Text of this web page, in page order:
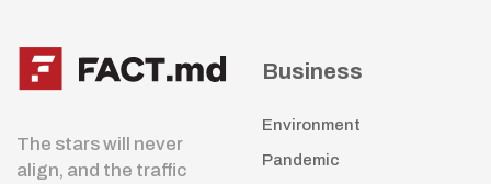
The stars will never
align, and the traffic
Business
Environment
Pandemic